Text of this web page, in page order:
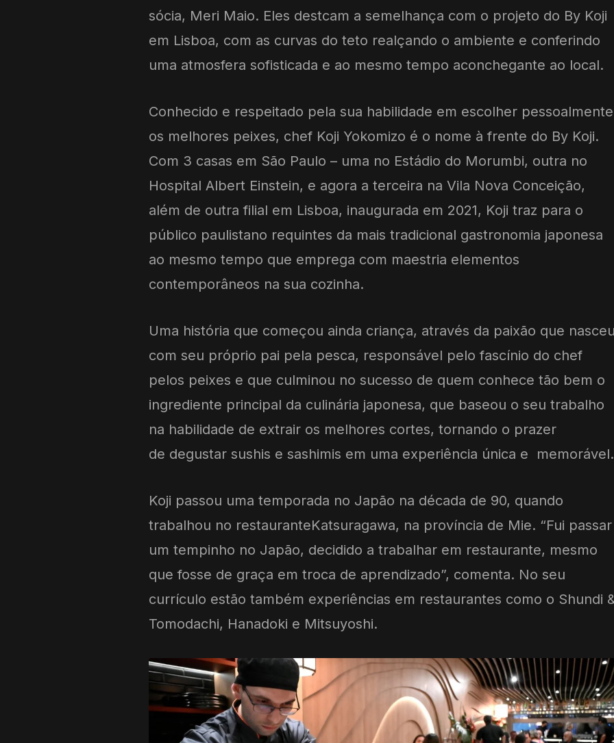
sócia, Meri Maio. Eles destcam a semelhança com o projeto do By Koji
em Lisboa, com as curvas do teto realçando o ambiente e conferindo
uma atmosfera sofisticada e ao mesmo tempo aconchegante ao local.
Conhecido e respeitado pela sua habilidade em escolher pessoalmente
os melhores peixes, chef Koji Yokomizo é o nome à frente do By Koji.
Com 3 casas em São Paulo – uma no Estádio do Morumbi, outra no
Hospital Albert Einstein, e agora a terceira na Vila Nova Conceição,
além de outra filial em Lisboa, inaugurada em 2021, Koji traz para o
público paulistano requintes da mais tradicional gastronomia japonesa
ao mesmo tempo que emprega com maestria elementos
contemporâneos na sua cozinha.
Uma história que começou ainda criança, através da paixão que
com seu próprio pai pela pesca, responsável pelo fascínio do chef
pelos peixes e que culminou no sucesso de quem conhece tão bem o
ingrediente principal da culinária japonesa, que baseou o seu trabalho
na habilidade de extrair os melhores cortes, tornando o prazer
de degustar sushis e sashimis em uma experiência única e memorável.
Koji passou uma temporada no Japão na década de 90, quando
trabalhou no restauranteKatsuragawa, na província de Mie. “Fui passar
um tempinho no Japão, decidido a trabalhar em restaurante, mesmo
que fosse de graça em troca de aprendizado”, comenta. No seu
currículo estão também experiências em restaurantes como o Shundi
Tomodachi, Hanadoki e Mitsuyoshi.